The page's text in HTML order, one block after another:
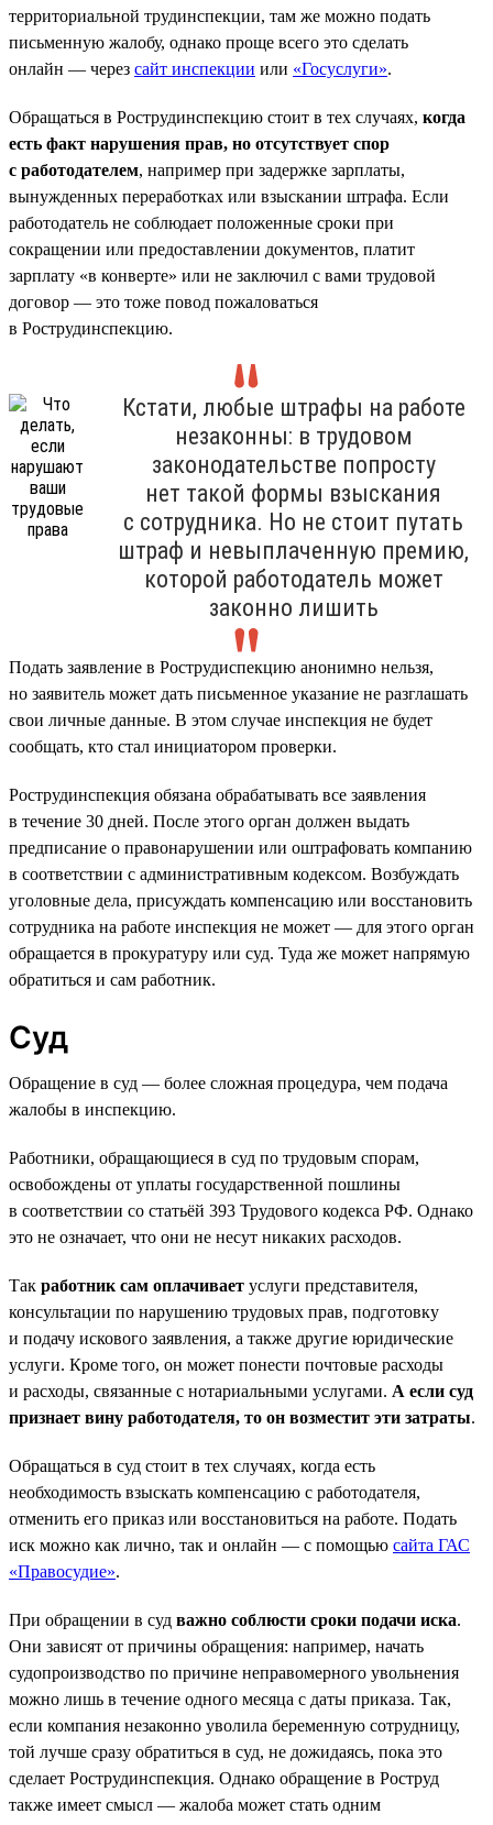
территориальной трудинспекции, там же можно подать
письменную жалобу, однако проще всего это сделать
онлайн — через сайт инспекции или «Госуслуги».
Обращаться в Рострудинспекцию стоит в тех случаях, когда
есть факт нарушения прав, но отсутствует спор
с работодателем, например при задержке зарплаты,
вынужденных переработках или взыскании штрафа. Если
работодатель не соблюдает положенные сроки при
сокращении или предоставлении документов, платит
зарплату «в конверте» или не заключил с вами трудовой
договор — это тоже повод пожаловаться
в Рострудинспекцию.
Кстати, любые штрафы на работе
незаконны: в трудовом
законодательстве попросту
нет такой формы взыскания
с сотрудника. Но не стоит путать
штраф и невыплаченную премию,
которой работодатель может
законно лишить
Подать заявление в Рострудиспекцию анонимно нельзя,
но заявитель может дать письменное указание не разглашать
свои личные данные. В этом случае инспекция не будет
сообщать, кто стал инициатором проверки.
Рострудинспекция обязана обрабатывать все заявления
в течение 30 дней. После этого орган должен выдать
предписание о правонарушении или оштрафовать компанию
в соответствии с административным кодексом. Возбуждать
уголовные дела, присуждать компенсацию или восстановить
сотрудника на работе инспекция не может — для этого орган
обращается в прокуратуру или суд. Туда же может напрямую
обратиться и сам работник.
Суд
Обращение в суд — более сложная процедура, чем подача
жалобы в инспекцию.
Работники, обращающиеся в суд по трудовым спорам,
освобождены от уплаты государственной пошлины
в соответствии со статьёй 393 Трудового кодекса РФ. Однако
это не означает, что они не несут никаких расходов.
Так работник сам оплачивает услуги представителя,
консультации по нарушению трудовых прав, подготовку
и подачу искового заявления, а также другие юридические
услуги. Кроме того, он может понести почтовые расходы
и расходы, связанные с нотариальными услугами. А если суд
признает вину работодателя, то он возместит эти затраты.
Обращаться в суд стоит в тех случаях, когда есть
необходимость взыскать компенсацию с работодателя,
отменить его приказ или восстановиться на работе. Подать
иск можно как лично, так и онлайн — с помощью сайта ГАС
«Правосудие».
При обращении в суд важно соблюсти сроки подачи иска.
Они зависят от причины обращения: например, начать
судопроизводство по причине неправомерного увольнения
можно лишь в течение одного месяца с даты приказа. Так,
если компания незаконно уволила беременную сотрудницу,
той лучше сразу обратиться в суд, не дожидаясь, пока это
сделает Рострудинспекция. Однако обращение в Роструд
также имеет смысл — жалоба может стать одним